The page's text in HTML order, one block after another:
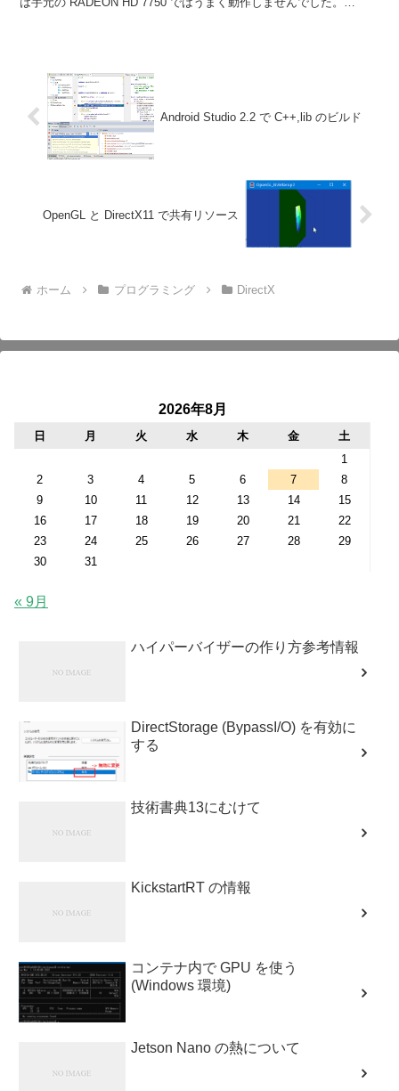
Android Studio 2.2 で C++,lib のビルド
OpenGL と DirectX11 で共有リソース
ホーム プログラミング DirectX
2026年8月
日 月 火 水 木 金
土
1
2
3 4 5 6 7
8
9
10 11 12 13 14
15
16
17 18 19 20 21
22
23
24 25 26 27 28
29
30
31
« 9月
ハイパーバイザーの作り方参考情報
DirectStorage (BypassI/O) を有効に
する
技術書典13にむけて
KickstartRT の情報
コンテナ内で GPU を使う
(Windows 環境)
Jetson Nano の熱について